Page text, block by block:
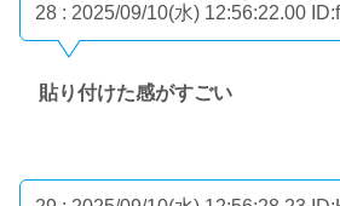
28 : 2025/09/10(水) 12:56:22.00
貼り付けた感がすごい